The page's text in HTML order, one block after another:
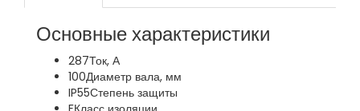
Основные характеристики
287Ток, А
100Диаметр вала, мм
IP55Степень защиты